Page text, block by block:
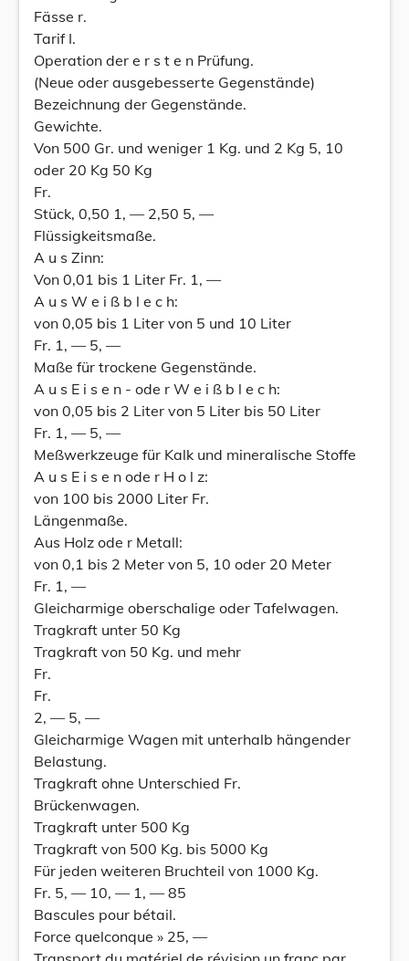
Fässe r.
Tarif I.
Operation der e r s t e n Prüfung.
(Neue oder ausgebesserte Gegenstände)
Bezeichnung der Gegenstände.
Gewichte.
Von 500 Gr. und weniger 1 Kg. und 2 Kg 5, 10
oder 20 Kg 50 Kg
Fr.
Stück, 0,50 1, — 2,50 5, —
Flüssigkeitsmaße.
A u s Zinn:
Von 0,01 bis 1 Liter Fr. 1, —
A u s W e i ß b l e c h:
von 0,05 bis 1 Liter von 5 und 10 Liter
Fr. 1, — 5, —
Maße für trockene Gegenstände.
A u s E i s e n - ode r W e i ß b l e c h:
von 0,05 bis 2 Liter von 5 Liter bis 50 Liter
Fr. 1, — 5, —
Meßwerkzeuge für Kalk und mineralische Stoffe
A u s E i s e n ode r H o l z:
von 100 bis 2000 Liter Fr.
Längenmaße.
Aus Holz ode r Metall:
von 0,1 bis 2 Meter von 5, 10 oder 20 Meter
Fr. 1, —
Gleicharmige oberschalige oder Tafelwagen.
Tragkraft unter 50 Kg
Tragkraft von 50 Kg. und mehr
Fr.
Fr.
2, — 5, —
Gleicharmige Wagen mit unterhalb hängender
Belastung.
Tragkraft ohne Unterschied Fr.
Brückenwagen.
Tragkraft unter 500 Kg
Tragkraft von 500 Kg. bis 5000 Kg
Für jeden weiteren Bruchteil von 1000 Kg.
Fr. 5, — 10, — 1, — 85
Bascules pour bétail.
Force quelconque » 25, —